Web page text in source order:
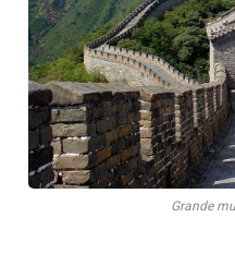
Grande